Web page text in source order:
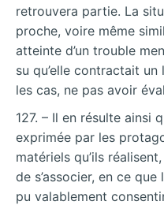
retrouvera partie. La
proche, voire même
atteinte d’un trouble
su qu’elle contractait
les cas, ne pas avoir
127. – Il en résulte ainsi
exprimée par les
matériels qu’ils
de s’associer, en ce
pu valablement